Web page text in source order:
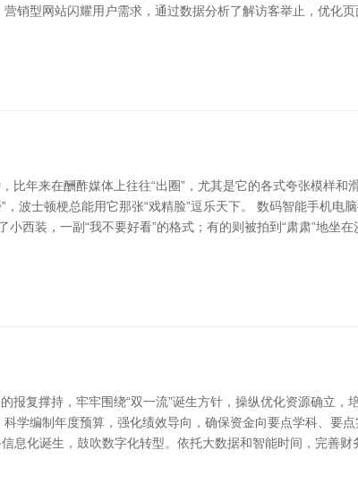
销型网站闪耀用户需求，通过数据分析了解访客举止，优化
年来在酬酢媒体上往往“出圈”，尤其是它的各式夸张模样和
，波士顿梗总能用它那张“戏精脸”逗乐天下。 数码智能手机
小西装，一副“我不要好看”的格式；有的则被拍到“肃肃”地坐
报复撑持，牢牢围绕“双一流”诞生方针，操纵优化资源确立
学编制年度预算，强化绩效导向，确保资金向要点学科、要
息化诞生，鼓吹数字化转型。依托大数据和智能时间，完善